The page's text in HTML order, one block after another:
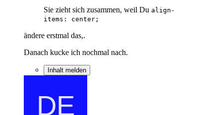
Sie zieht sich zusammen, weil Du align-
items: center;
ändere erstmal das,.
Danach kucke ich nochmal nach.
Inhalt melden